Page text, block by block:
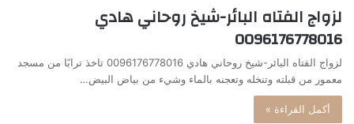
لزواج الفتاه البائر-شيخ روحاني هادي
0096176778016
لزواج الفتاه البائر-شيخ روحاني هادي 0096176778016 تاخذ ترابًا من مسجد
معمور من قبلته وتنخله وتعجنه بالماء وشيء من بياض البيض…
أكمل القراءة »